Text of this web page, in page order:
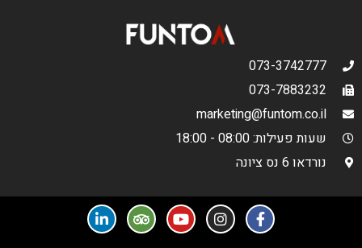
073-3742777
073-7883232
marketing@funtom.co.il
שעות פעילות: 08:00 - 18:00
נורדאו 6 נס ציונה